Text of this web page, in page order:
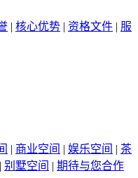
| 核心优势 | 资格文件 | 服
| 商业空间 | 娱乐空间 | 茶
| 别墅空间 | 期待与您合作